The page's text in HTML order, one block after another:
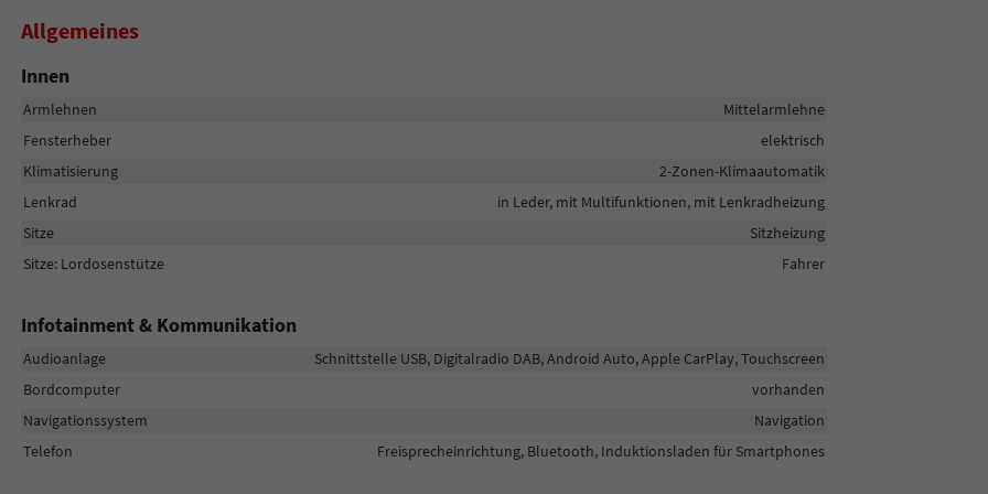
Allgemeines
Innen
Armlehnen
Mittelarmlehne
Fensterheber
elektrisch
Klimatisierung
2-Zonen-Klimaautomatik
Lenkrad
in Leder, mit Multifunktionen, mit Lenkradheizung
Sitze
Sitzheizung
Sitze: Lordosenstütze
Fahrer
Infotainment & Kommunikation
Audioanlage
Schnittstelle USB, Digitalradio DAB, Android Auto, Apple CarPlay, Touchscreen
Bordcomputer
vorhanden
Navigationssystem
Navigation
Telefon
Freisprecheinrichtung, Bluetooth, Induktionsladen für Smartphones